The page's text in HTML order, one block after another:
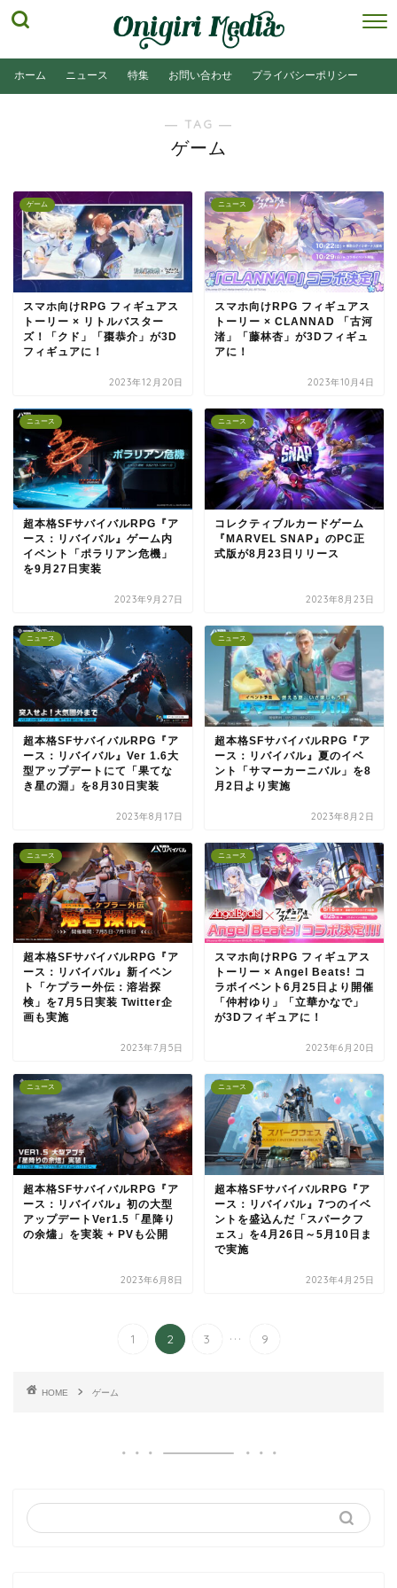
ホーム ニュース 特集 お問い合わせ プライバシーポリシー
― TAG ―
ゲーム
ゲーム
スマホ向けRPG フィギュアス
トーリー × リトルバスター
ズ！「クド」「棗恭介」が3D
フィギュアに！
2023年12月20日
ニュース
スマホ向けRPG フィギュアス
トーリー × CLANNAD 「古河
渚」「藤林杏」が3Dフィギュ
アに！
2023年10月4日
ニュース
超本格SFサバイバルRPG『ア
ース：リバイバル』ゲーム内
イベント「ポラリアン危機」
を9月27日実装
2023年9月27日
ニュース
コレクティブルカードゲーム
『MARVEL SNAP』のPC正
式版が8月23日リリース
2023年8月23日
ニュース
超本格SFサバイバルRPG『ア
ース：リバイバル』Ver 1.6大
型アップデートにて「果てな
き星の淵」を8月30日実装
2023年8月17日
ニュース
超本格SFサバイバルRPG『ア
ース：リバイバル』夏のイベ
ント「サマーカーニバル」を8
月2日より実施
2023年8月2日
ニュース
超本格SFサバイバルRPG『ア
ース：リバイバル』新イベン
ト「ケプラー外伝：溶岩探
検」を7月5日実装 Twitter企
画も実施
2023年7月5日
ニュース
スマホ向けRPG フィギュアス
トーリー × Angel Beats! コ
ラボイベント6月25日より開催
「仲村ゆり」「立華かなで」
が3Dフィギュアに！
2023年6月20日
ニュース
超本格SFサバイバルRPG『ア
ース：リバイバル』初の大型
アップデートVer1.5「星降り
の余燼」を実装 + PVも公開
2023年6月8日
ニュース
超本格SFサバイバルRPG『ア
ース：リバイバル』7つのイベ
ントを盛込んだ「スパークフ
ェス」を4月26日～5月10日ま
で実施
2023年4月25日
1 2 3 ... 9
HOME ゲーム